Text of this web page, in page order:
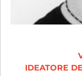
IDEATORE